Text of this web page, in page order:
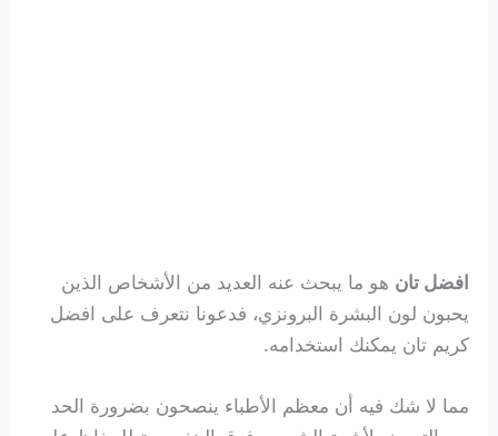
افضل تان هو ما يبحث عنه العديد من الأشخاص الذين
يحبون لون البشرة البرونزي، فدعونا نتعرف على افضل
كريم تان يمكنك استخدامه.
مما لا شك فيه أن معظم الأطباء ينصحون بضرورة الحد